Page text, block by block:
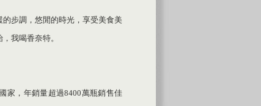
步調，悠閒的時光，享受美食美
我喝香奈特。
家，年銷量超過8400萬瓶銷售佳